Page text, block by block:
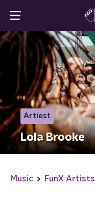
Artiest
Lola Brooke
Music FunX Artists